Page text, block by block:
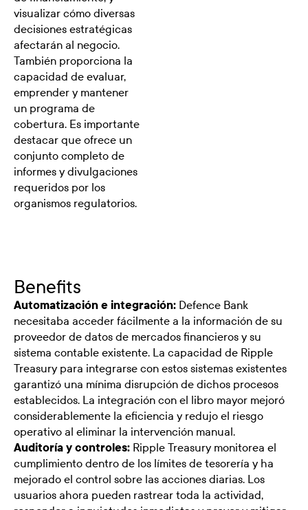
visualizar cómo diversas
decisiones estratégicas
afectarán al negocio.
También proporciona la
capacidad de evaluar,
emprender y mantener
un programa de
cobertura. Es importante
destacar que ofrece un
conjunto completo de
informes y divulgaciones
requeridos por los
organismos regulatorios.
Benefits
Automatización e integración: Defence Bank
necesitaba acceder fácilmente a la información de su
proveedor de datos de mercados financieros y su
sistema contable existente. La capacidad de Ripple
Treasury para integrarse con estos sistemas existentes
garantizó una mínima disrupción de dichos procesos
establecidos. La integración con el libro mayor mejoró
considerablemente la eficiencia y redujo el riesgo
operativo al eliminar la intervención manual.
Auditoría y controles: Ripple Treasury monitorea el
cumplimiento dentro de los límites de tesorería y ha
mejorado el control sobre las acciones diarias. Los
usuarios ahora pueden rastrear toda la actividad,